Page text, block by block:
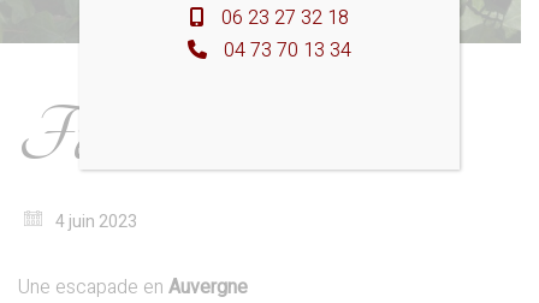
Fête des Mères
4 juin 2023
Une escapade en Auvergne
06 23 27 32 18
04 73 70 13 34